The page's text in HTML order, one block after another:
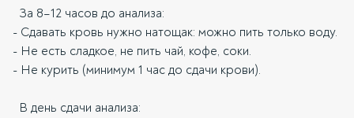
За 8–12 часов до анализа:
- Сдавать кровь нужно натощак: можно пить только воду.
- Не есть сладкое, не пить чай, кофе, соки.
- Не курить (минимум 1 час до сдачи крови).
В день сдачи анализа: